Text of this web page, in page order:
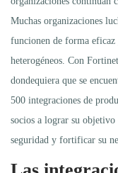
Muchas organizaciones
funcionen de forma eficaz
heterogéneos. Con
dondequiera que se
500 integraciones de
socios a lograr su
seguridad y fortificar su